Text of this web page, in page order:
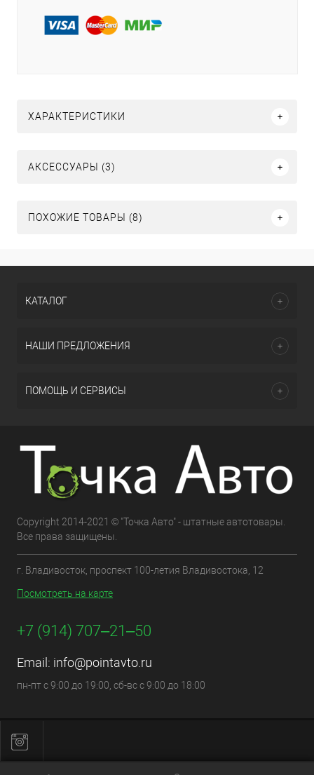
ХАРАКТЕРИСТИКИ
АКСЕССУАРЫ (3)
ПОХОЖИЕ ТОВАРЫ (8)
КАТАЛОГ
НАШИ ПРЕДЛОЖЕНИЯ
ПОМОЩЬ И СЕРВИСЫ
Copyright 2014-2021 © "Точка Авто" - штатные автотовары.
Все права защищены.
г. Владивосток, проспект 100-летия Владивостока, 12
Посмотреть на карте
+7 (914) 707‒21‒50
Email: info@pointavto.ru
пн-пт с 9:00 до 19:00, сб-вс с 9:00 до 18:00